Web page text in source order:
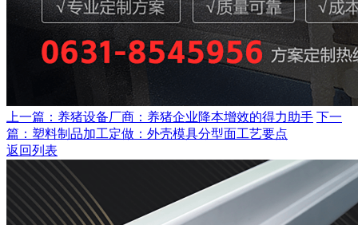
上一篇：养猪设备厂商：养猪企业降本增效的得力助手 下一
篇：塑料制品加工定做：外壳模具分型面工艺要点
返回列表